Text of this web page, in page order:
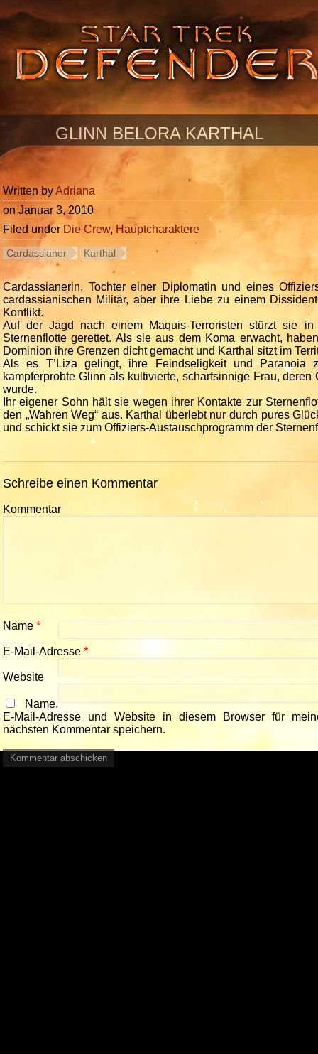
GLINN BELORA KARTHAL
Written byAdriana
on Januar 3, 2010
Filed under Die Crew, Hauptcharaktere
Cardassianer Karthal
Cardassianerin, Tochter einer Diplomatin und eines
cardassianischen Militär, aber ihre Liebe zu einem
Konflikt.
Auf der Jagd nach einem Maquis-Terroristen stürzt sie
Sternenflotte gerettet. Als sie aus dem Koma erwacht,
Dominion ihre Grenzen dicht gemacht und Karthal sitzt im
Als es T’Liza gelingt, ihre Feindseligkeit und Paranoia
kampferprobte Glinn als kultivierte, scharfsinnige Frau,
wurde.
Ihr eigener Sohn hält sie wegen ihrer Kontakte zur
den „Wahren Weg“ aus. Karthal überlebt nur durch pures
und schickt sie zum Offiziers-Austauschprogramm der
Schreibe einen Kommentar
Kommentar
Name *
E-Mail-Adresse *
Website
Name,
E-Mail-Adresse und Website in diesem Browser für
nächsten Kommentar speichern.